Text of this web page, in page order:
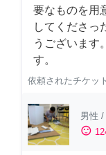
要なものを用
してくださっ
うございます
す。
依頼されたチケット
男性 /
sentiment_satisfied